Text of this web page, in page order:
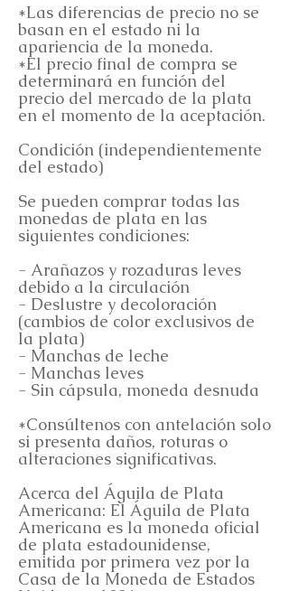
*Las diferencias de precio no se
basan en el estado ni la
apariencia de la moneda.
*El precio final de compra se
determinará en función del
precio del mercado de la plata
en el momento de la aceptación.
Condición (independientemente
del estado)
Se pueden comprar todas las
monedas de plata en las
siguientes condiciones:
- Arañazos y rozaduras leves
debido a la circulación
- Deslustre y decoloración
(cambios de color exclusivos de
la plata)
- Manchas de leche
- Manchas leves
- Sin cápsula, moneda desnuda
*Consúltenos con antelación solo
si presenta daños, roturas o
alteraciones significativas.
Acerca del Águila de Plata
Americana: El Águila de Plata
Americana es la moneda oficial
de plata estadounidense,
emitida por primera vez por la
Casa de la Moneda de Estados